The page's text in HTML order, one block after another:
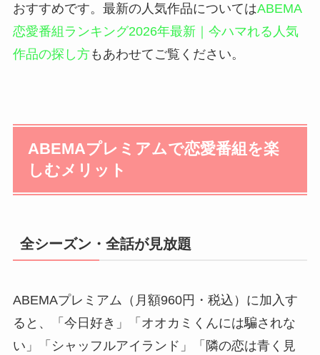
おすすめです。最新の人気作品についてはABEMA
恋愛番組ランキング2026年最新｜今ハマれる人気
作品の探し方もあわせてご覧ください。
ABEMAプレミアムで恋愛番組を楽
しむメリット
全シーズン・全話が見放題
ABEMAプレミアム（月額960円・税込）に加入す
ると、「今日好き」「オオカミくんには騙されな
い」「シャッフルアイランド」「隣の恋は青く見